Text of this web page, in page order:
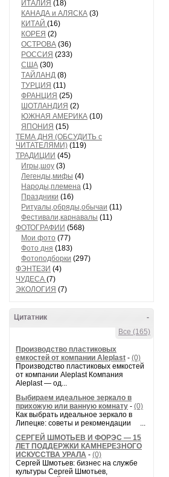
ИТАЛИЯ (18)
КАНАДА и АЛЯСКА (3)
КИТАЙ (16)
КОРЕЯ (2)
ОСТРОВА (36)
РОССИЯ (233)
США (30)
ТАЙЛАНД (8)
ТУРЦИЯ (11)
ФРАНЦИЯ (25)
ШОТЛАНДИЯ (2)
ЮЖНАЯ АМЕРИКА (10)
ЯПОНИЯ (15)
ТЕМА ДНЯ (ОБСУДИТЬ с
ЧИТАТЕЛЯМИ) (119)
ТРАДИЦИИ (45)
Игры,шоу (3)
Легенды,мифы (4)
Народы,племена (1)
Праздники (16)
Ритуалы,обряды,обычаи (11)
Фестивали,карнавалы (11)
ФОТОГРАФИИ (568)
Мои фото (77)
Фото дня (183)
Фотоподборки (297)
ФЭНТЕЗИ (4)
ЧУДЕСА (7)
ЭКОЛОГИЯ (7)
-
Цитатник
Все (165)
Производство пластиковых
емкостей от компании Aleplast - (0)
Производство пластиковых емкостей
от компании Aleplast Компания
Aleplast — од...
Выбираем идеальное зеркало в
прихожую или ванную комнату - (0)
Как выбрать идеальное зеркало в
Липецке: советы и рекомендации ...
СЕРГЕЙ ШМОТЬЕВ И ФОРЭС — 15
ЛЕТ ПОДДЕРЖКИ КАМНЕРЕЗНОГО
ИСКУССТВА УРАЛА - (0)
Сергей Шмотьев: бизнес на службе
культуры Сергей Шмотьев,